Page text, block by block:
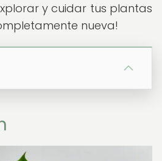
y cuidar tus plantas
nueva!